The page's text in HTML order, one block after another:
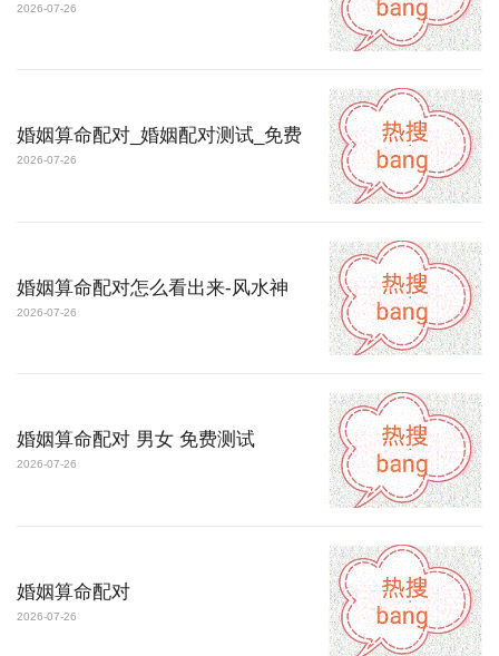
2026-07-26
婚姻算命配对_婚姻配对测试_免费
2026-07-26
婚姻算命配对怎么看出来-风水神
2026-07-26
婚姻算命配对 男女 免费测试
2026-07-26
婚姻算命配对
2026-07-26